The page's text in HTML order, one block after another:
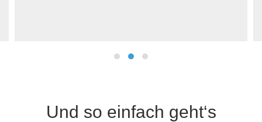
Und so einfach geht‘s